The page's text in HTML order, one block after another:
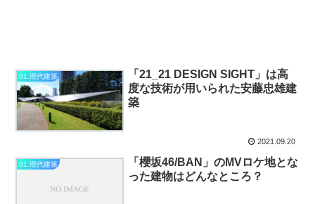
01.現代建築
「21_21 DESIGN SIGHT」は高
度な技術が用いられた安藤忠雄建
築
2021.09.20
01.現代建築
「櫻坂46/BAN」のMVロケ地とな
った建物はどんなところ？